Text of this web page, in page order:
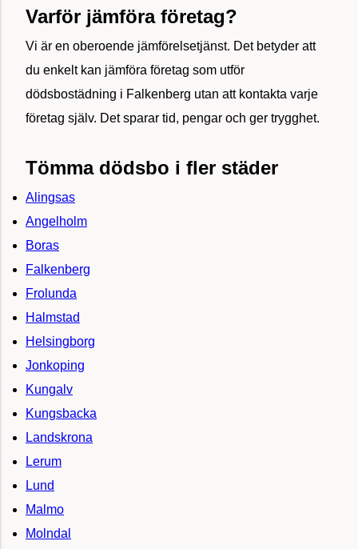
Varför jämföra företag?
Vi är en oberoende jämförelsetjänst. Det betyder att
du enkelt kan jämföra företag som utför
dödsbostädning i Falkenberg utan att kontakta varje
företag själv. Det sparar tid, pengar och ger trygghet.
Tömma dödsbo i fler städer
Alingsas
Angelholm
Boras
Falkenberg
Frolunda
Halmstad
Helsingborg
Jonkoping
Kungalv
Kungsbacka
Landskrona
Lerum
Lund
Malmo
Molndal